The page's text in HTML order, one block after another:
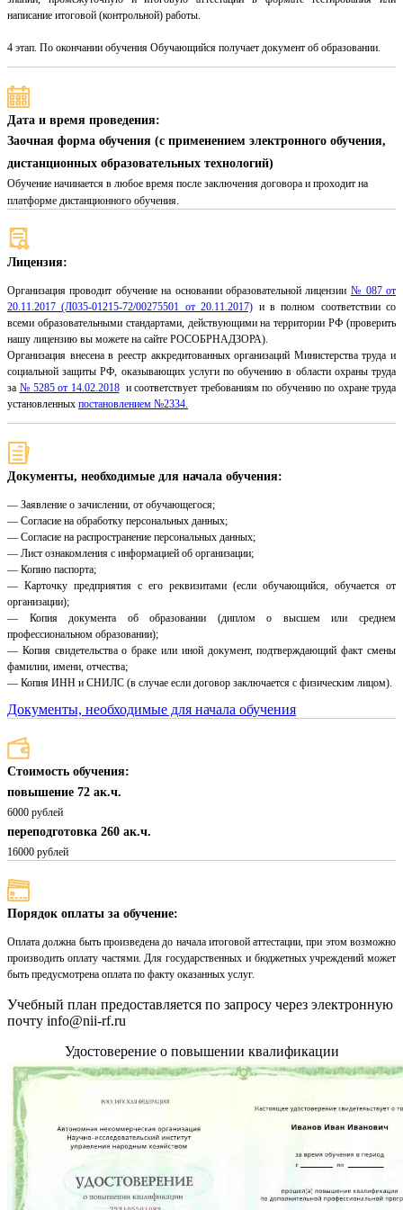
написание итоговой (контрольной) работы.
4 этап. По окончании обучения Обучающийся получает документ об образовании.
Дата и время проведения:
Заочная форма обучения (с применением электронного обучения,
дистанционных образовательных технологий)
Обучение начинается в любое время после заключения договора и проходит на
платформе дистанционного обучения.
Лицензия:
Организация проводит обучение на основании образовательной лицензии № 087 от
20.11.2017 (Л035-01215-72/00275501 от 20.11.2017) и в полном соответствии со
всеми образовательными стандартами, действующими на территории РФ (проверить
нашу лицензию вы можете на сайте РОСОБРНАДЗОРА).
Организация внесена в реестр аккредитованных организаций Министерства труда и
социальной защиты РФ, оказывающих услуги по обучению в области охраны труда
за № 5285 от 14.02.2018и соответствует требованиям по обучению по охране труда
установленных постановлением №2334.
Документы, необходимые для начала обучения:
— Заявление о зачислении, от обучающегося;
— Согласие на обработку персональных данных;
— Согласие на распространение персональных данных;
— Лист ознакомления с информацией об организации;
— Копию паспорта;
— Карточку предприятия с его реквизитами (если обучающийся, обучается от
организации);
— Копия документа об образовании (диплом о высшем или среднем
профессиональном образовании);
— Копия свидетельства о браке или иной документ, подтверждающий факт смены
фамилии, имени, отчества;
— Копия ИНН и СНИЛС (в случае если договор заключается с физическим лицом).
Документы, необходимые для начала обучения
Стоимость обучения:
повышение 72 ак.ч.
6000 рублей
переподготовка 260 ак.ч.
16000 рублей
Порядок оплаты за обучение:
Оплата должна быть произведена до начала итоговой аттестации, при этом возможно
производить оплату частями. Для государственных и бюджетных учреждений может
быть предусмотрена оплата по факту оказанных услуг.
Учебный план предоставляется по запросу через электронную
почту info@nii-rf.ru
Удостоверение о повышении квалификации